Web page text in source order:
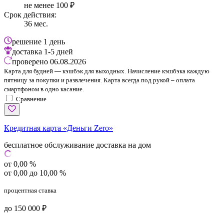
не менее 100 ₽
Срок действия:
36 мес.
решение 1 день
доставка 1-5 дней
проверено 06.08.2026
Карта для будней — кэшбэк для выходных. Начисление кэшбэка каждую
пятницу за покупки и развлечения. Карта всегда под рукой – оплата
смартфоном в одно касание.
Сравнение
Кредитная карта «Деньги Zero»
бесплатное обслуживание доставка на дом
от 0,00 %
от 0,00 до 10,00 %
процентная ставка
до 150 000 ₽